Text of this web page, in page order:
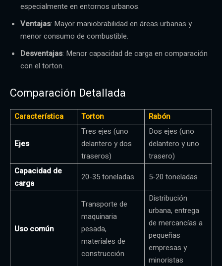
especialmente en entornos urbanos.
Ventajas: Mayor maniobrabilidad en áreas urbanas y
menor consumo de combustible.
Desventajas: Menor capacidad de carga en comparación
con el torton.
Comparación Detallada
Característica Torton Rabón
Ejes
Tres ejes (uno
delantero y dos
traseros)
Dos ejes (uno
delantero y uno
trasero)
Capacidad de
carga
20-35 toneladas 5-20 toneladas
Uso común
Transporte de
maquinaria
pesada,
materiales de
construcción
Distribución
urbana, entrega
de mercancías a
pequeñas
empresas y
minoristas